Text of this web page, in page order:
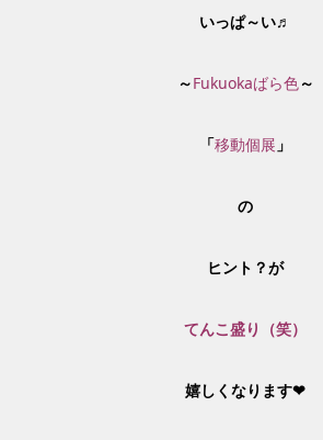
いっぱ～い♬
～Fukuokaばら色～
「移動個展 」
の
ヒント？が
てんこ盛り（笑）
嬉しくなります❤